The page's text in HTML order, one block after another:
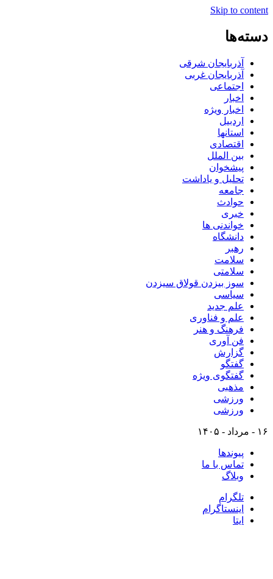
Skip to content
دسته‌ها
آذربایجان شرقی
آذربایجان غربی
اجتماعی
اخبار
اخبار ویژه
اردبیل
استانها
اقتصادی
بین الملل
پیشخوان
تحلیل و یاداشت
جامعه
حوادث
خبری
خواندنی ها
دانشگاه
رهبر
سلامت
سلامتی
سوز بیزدن قولاق سیزدن
سیاسی
علم جدید
علم و فناوری
فرهنگ و هنر
فن آوری
گزارش
گفتگو
گفتگوی ویژه
مذهبی
ورزشی
ورزشی
۱۶ - مرداد - ۱۴۰۵
پیوندها
تماس با ما
وبلاگ
تلگرام
اینستاگرام
ایتا